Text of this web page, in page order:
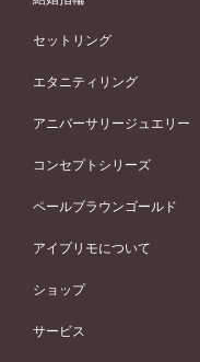
婚約指輪一覧
ピンクゴールド
ペールブラウンゴールド
ウェーブライン
V字ライン
ワンサイドメレ
ダブルサイドメレ
シンプル
フェミニン
モード
50万円台～
40万円台～
30万円台～
婚約指輪 人気ランキング
婚約ネックレス
結婚指輪 (マリッジリング)
結婚指輪一覧
ピンクゴールド
ペールブラウンゴールド
ウェーブライン
V字ライン
ワンメレ
セベラルメレ
シンプル
フェミニン
モード
50万円～
40万円～50万円
セットリング
セットリング
セットリング一覧
ピンクゴールド
ペールブラウンゴールド
エタニティリング
エタニティリング
エタニティリング一覧
ピンクゴールド
ペールブラウンゴールド
アニバーサリージュエリー
アニバーサリージュエリー
アニバーサリージュエリー
ファッションリング
ブレスレット
コンセプトシリーズ
コンセプトシリーズ
オリジンビリーフ
エトワル
ペールブラウンゴールド
アイプリモについて
アイプリモについて
パーソナルハンド診断
ショップ
店舗一覧
サービス